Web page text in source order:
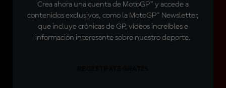
Crea ahora una cuenta de MotoGP™ y accede a
contenidos exclusivos, como la MotoGP™ Newsletter,
que incluye crónicas de GP, vídeos increíbles e
información interesante sobre nuestro deporte.